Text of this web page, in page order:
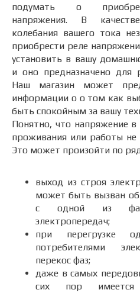
подумать о
напряжения. В
колебания вашего тока
приобрести реле
установить в вашу
и оно предназначено для
Наш магазин может
информации о о том как
быть спокойным за вашу
Понятно, что напряжение в
проживания или работы не
Это может произойти по
выход из строя
может быть вызван
с одной из фаз
электропередач;
при перегрузке
потребителями
перекос фаз;
даже в самых
сих пор имеется